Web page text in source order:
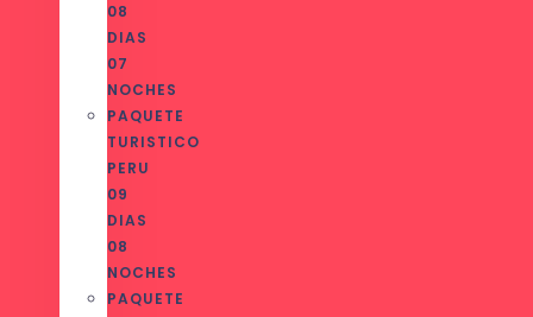
08
DIAS
07
NOCHES
PAQUETE
TURISTICO
PERU
09
DIAS
08
NOCHES
PAQUETE